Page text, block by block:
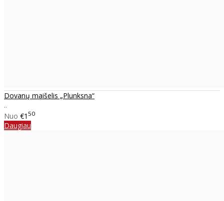
Dovanų maišelis „Plunksna“
..
Nuo €1 50
Daugiau